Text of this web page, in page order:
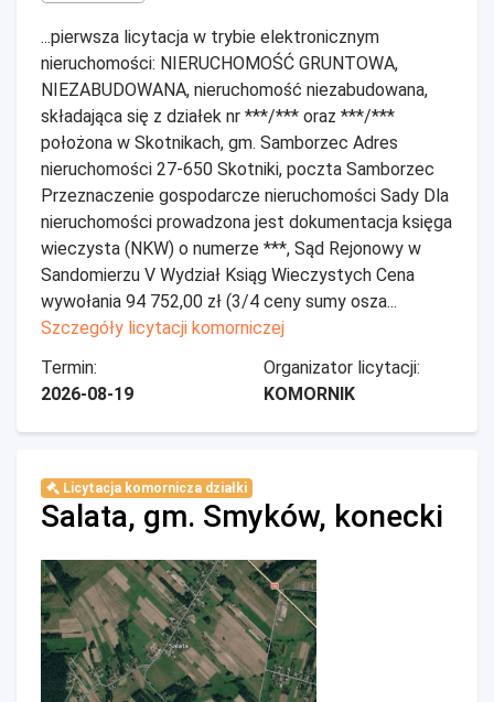
...pierwsza licytacja w trybie elektronicznym
nieruchomości: NIERUCHOMOŚĆ GRUNTOWA,
NIEZABUDOWANA, nieruchomość niezabudowana,
składająca się z działek nr ***/*** oraz ***/***
położona w Skotnikach, gm. Samborzec Adres
nieruchomości 27-650 Skotniki, poczta Samborzec
Przeznaczenie gospodarcze nieruchomości Sady Dla
nieruchomości prowadzona jest dokumentacja księga
wieczysta (NKW) o numerze ***, Sąd Rejonowy w
Sandomierzu V Wydział Ksiąg Wieczystych Cena
wywołania 94 752,00 zł (3/4 ceny sumy osza...
Szczegóły licytacji komorniczej
Termin:
2026-08-19
Organizator licytacji:
KOMORNIK
Licytacja komornicza działki
Salata, gm. Smyków, konecki